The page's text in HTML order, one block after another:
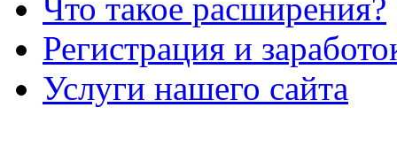
Что такое расширения?
Регистрация и
Услуги нашего сайта